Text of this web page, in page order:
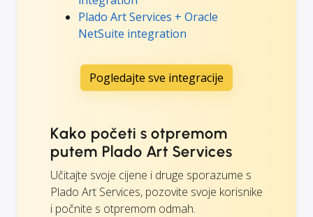
Plado Art Services + Oracle
NetSuite integration
Pogledajte sve integracije
Kako početi s otpremom
putem Plado Art Services
Učitajte svoje cijene i druge sporazume s
Plado Art Services, pozovite svoje korisnike
i počnite s otpremom odmah.